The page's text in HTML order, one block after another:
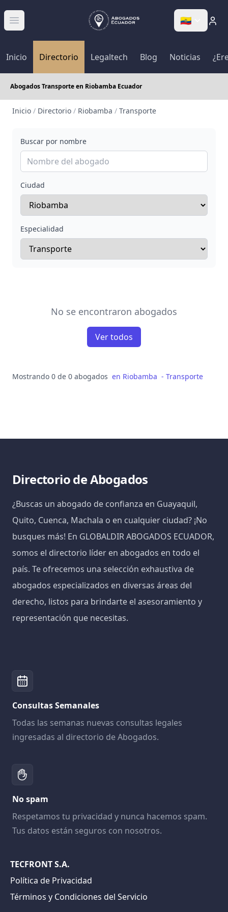
Abrir menú 🇪🇨
Inicio Directorio Legaltech Blog Noticias
Abogados Transporte en Riobamba Ecuador
Inicio / Directorio / Riobamba / Transporte
Buscar por nombre
Ciudad
Especialidad
No se encontraron abogados
Ver todos
Mostrando 0 de 0 abogados en Riobamba - Transporte
Directorio de Abogados
¿Buscas un abogado de confianza en Guayaquil,
Quito, Cuenca, Machala o en cualquier ciudad? ¡No
busques más! En GLOBALDIR ABOGADOS ECUADOR,
somos el directorio líder en abogados en todo el
país. Te ofrecemos una selección exhaustiva de
abogados especializados en diversas áreas del
derecho, listos para brindarte el asesoramiento y
representación que necesitas.
Consultas Semanales
Todas las semanas nuevas consultas legales
ingresadas al directorio de Abogados.
No spam
Respetamos tu privacidad y nunca hacemos spam.
Tus datos están seguros con nosotros.
TECFRONT S.A.
Política de Privacidad
Términos y Condiciones del Servicio